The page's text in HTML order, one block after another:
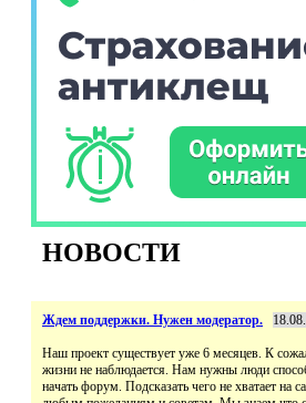
НОВОСТИ
Ждем поддержки. Нужен модератор.
Наш проект существует уже 6 месяцев. К
жизни не наблюдается. Нам нужны люди
начать форум. Подсказать чего не хватает на